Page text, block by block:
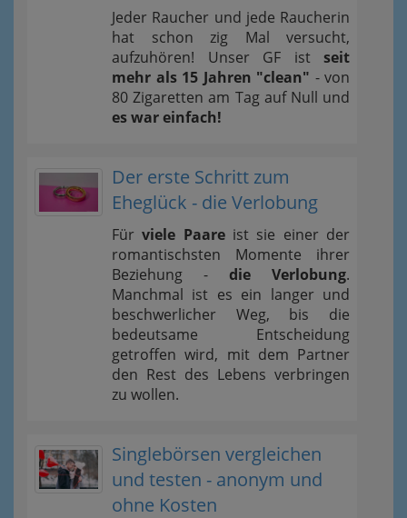
Jeder Raucher und jede Raucherin
hat schon zig Mal versucht,
aufzuhören! Unser GF ist seit
mehr als 15 Jahren "clean" - von
80 Zigaretten am Tag auf Null und
es war einfach!
Der erste Schritt zum
Eheglück - die Verlobung
Fürviele Paareist sie einer der
romantischsten Momente ihrer
Beziehung - die Verlobung.
Manchmal ist es ein langer und
beschwerlicher Weg, bis die
bedeutsame Entscheidung
getroffen wird, mit dem Partner
den Rest des Lebens verbringen
zu wollen.
Singlebörsen vergleichen
und testen - anonym und
ohne Kosten